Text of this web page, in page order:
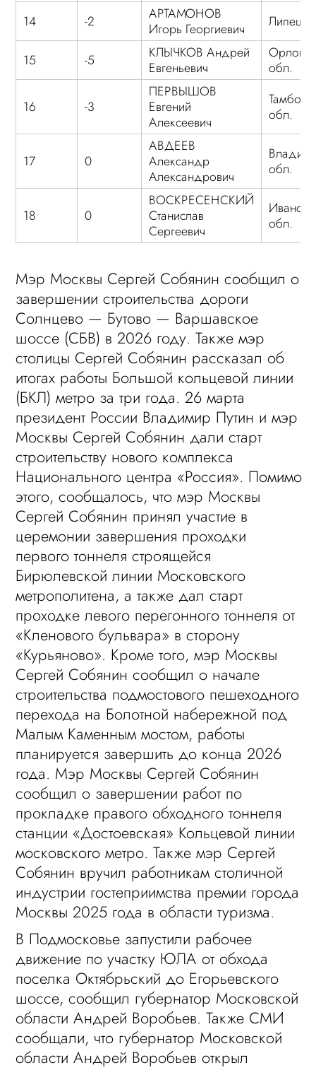
14 -2
АРТАМОНОВ
Игорь Георгиевич
15 -5
КЛЫЧКОВ Андрей
Евгеньевич
обл.
16 -3
ПЕРВЫШОВ
Евгений
Алексеевич
обл.
17 0
АВДЕЕВ
Александр
Александрович
обл.
18 0
ВОСКРЕСЕНСКИЙ
Станислав
Сергеевич
обл.
Мэр Москвы Сергей Собянин сообщил о
завершении строительства дороги
Солнцево — Бутово — Варшавское
шоссе (СБВ) в 2026 году. Также мэр
столицы Сергей Собянин рассказал об
итогах работы Большой кольцевой линии
(БКЛ) метро за три года. 26 марта
президент России Владимир Путин и мэр
Москвы Сергей Собянин дали старт
строительству нового комплекса
Национального центра «Россия». Помимо
этого, сообщалось, что мэр Москвы
Сергей Собянин принял участие в
церемонии завершения проходки
первого тоннеля строящейся
Бирюлевской линии Московского
метрополитена, а также дал старт
проходке левого перегонного тоннеля от
«Кленового бульвара» в сторону
«Курьяново». Кроме того, мэр Москвы
Сергей Собянин сообщил о начале
строительства подмостового пешеходного
перехода на Болотной набережной под
Малым Каменным мостом, работы
планируется завершить до конца 2026
года. Мэр Москвы Сергей Собянин
сообщил о завершении работ по
прокладке правого обходного тоннеля
станции «Достоевская» Кольцевой линии
московского метро. Также мэр Сергей
Собянин вручил работникам столичной
индустрии гостеприимства премии города
Москвы 2025 года в области туризма.
В Подмосковье запустили рабочее
движение по участку ЮЛА от обхода
поселка Октябрьский до Егорьевского
шоссе, сообщил губернатор Московской
области Андрей Воробьев. Также СМИ
сообщали, что губернатор Московской
области Андрей Воробьев открыл